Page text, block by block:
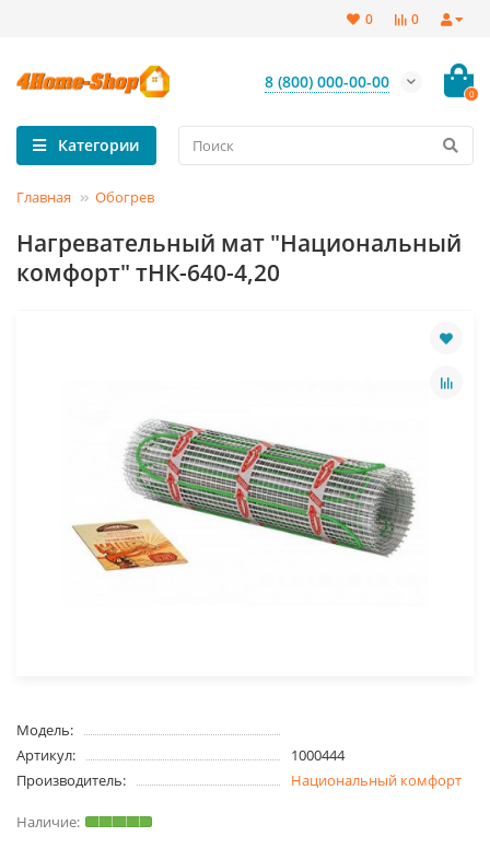
0
0
8 (800) 000-00-00
0
Категории
Главная Обогрев
Нагревательный мат "Национальный
комфорт" тНК-640-4,20
Модель:
Артикул:
1000444
Производитель:
Национальный комфорт